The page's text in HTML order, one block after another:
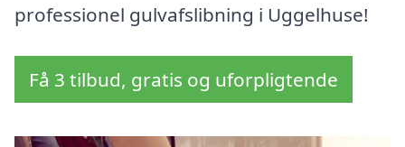
professionel gulvafslibning i Uggelhuse!
Få 3 tilbud, gratis og uforpligtende